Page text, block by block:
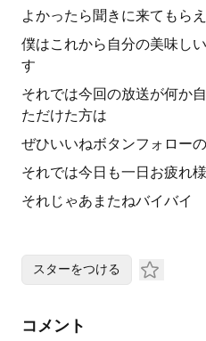
よかったら聞きに来てもら
僕はこれから自分の美味し
す
それでは今回の放送が何か
ただけた方は
ぜひいいねボタンフォロー
それでは今日も一日お疲れ
それじゃあまたねバイバイ
スターをつける
コメント